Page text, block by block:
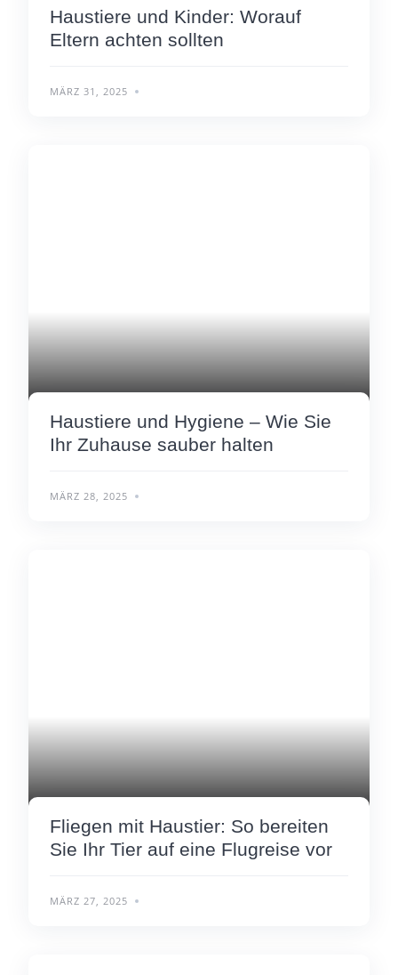
Haustiere und Kinder: Worauf
Eltern achten sollten
MÄRZ 31, 2025
Haustiere und Hygiene – Wie Sie
Ihr Zuhause sauber halten
MÄRZ 28, 2025
Fliegen mit Haustier: So bereiten
Sie Ihr Tier auf eine Flugreise vor
MÄRZ 27, 2025